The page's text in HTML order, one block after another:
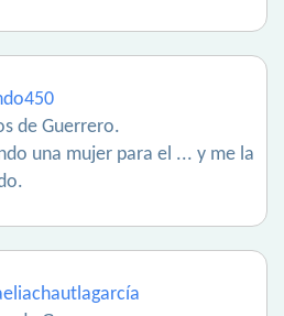
de Guerrero.
una mujer para el ... y me la